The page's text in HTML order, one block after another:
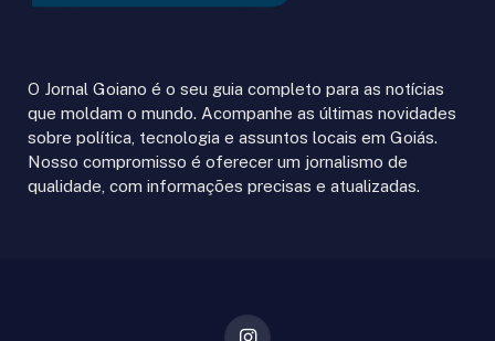
O Jornal Goiano é o seu guia completo para as notícias
que moldam o mundo. Acompanhe as últimas novidades
sobre política, tecnologia e assuntos locais em Goiás.
Nosso compromisso é oferecer um jornalismo de
qualidade, com informações precisas e atualizadas.